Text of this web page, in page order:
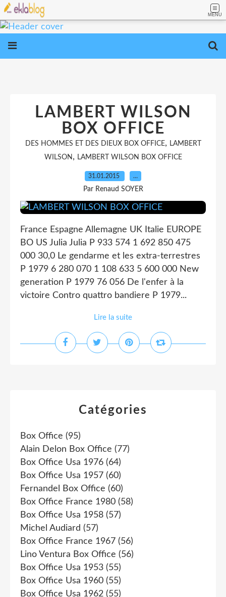
MENU
LAMBERT WILSON
BOX OFFICE
DES HOMMES ET DES DIEUX BOX OFFICE, LAMBERT
WILSON , LAMBERT WILSON BOX OFFICE
31.01.2015 …
Par Renaud SOYER
France Espagne Allemagne UK Italie EUROPE
BO US Julia Julia P 933 574 1 692 850 475
000 30,0 Le gendarme et les extra-terrestres
P 1979 6 280 070 1 108 633 5 600 000 New
generation P 1979 76 056 De l'enfer à la
victoire Contro quattro bandiere P 1979...
Lire la suite
Catégories
Box Office (95)
Alain Delon Box Office (77)
Box Office Usa 1976 (64)
Box Office Usa 1957 (60)
Fernandel Box Office (60)
Box Office France 1980 (58)
Box Office Usa 1958 (57)
Michel Audiard (57)
Box Office France 1967 (56)
Lino Ventura Box Office (56)
Box Office Usa 1953 (55)
Box Office Usa 1960 (55)
Box Office Usa 1962 (55)